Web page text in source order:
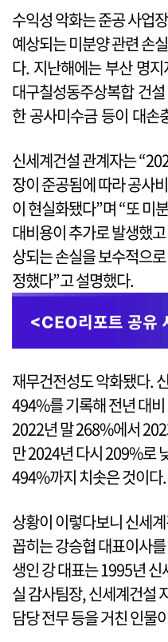
수익성 악화는 준공 사업
예상되는 미분양 관련 손
다. 지난해에는 부산 명
대구칠성동주상복합 건
한 공사미수금 등이 대손
신세계건설 관계자는
장이 준공됨에 따라 공사
이 현실화됐다”며 “또 미
대비용이 추가로 발생했
상되는 손실을 보수적으
정했다”고 설명했다.
재무건전성도 악화됐다.
494%를 기록해 전년 대
2022년 말 268%에서
만 2024년 다시 209%로
494%까지 치솟은 것이다.
상황이 이렇다보니 신세
꼽히는 강승협 대표이사
생인 강 대표는 1995년
실 감사팀장, 신세계건설
담당 전무 등을 거친 인물